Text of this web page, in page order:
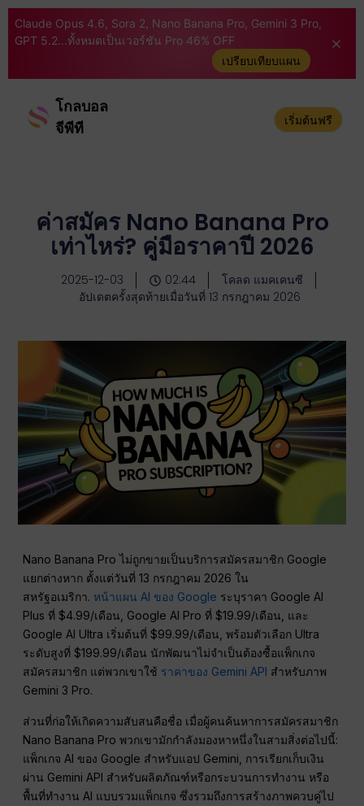
Claude Opus 4.6, Sora 2, Nano Banana Pro, Gemini 3 Pro,
GPT 5.2...ทั้งหมดเป็นเวอร์ชัน Pro 46% OFF
เปรียบเทียบแผน
โกลบอล
จีพีที
เริ่มต้นฟรี
ค่าสมัคร Nano Banana Pro
เท่าไหร่? คู่มือราคาปี 2026
2025-12-03 02:44
โคลด แมคเคนซี
อัปเดตครั้งสุดท้ายเมื่อวันที่ 13 กรกฎาคม 2026
Nano Banana Pro ไม่ถูกขายเป็นบริการสมัครสมาชิก Google
แยกต่างหาก ตั้งแต่วันที่ 13 กรกฎาคม 2026 ใน
สหรัฐอเมริกา. หน้าแผน AI ของ Google ระบุราคา Google AI
Plus ที่ $4.99/เดือน, Google AI Pro ที่ $19.99/เดือน, และ
Google AI Ultra เริ่มต้นที่ $99.99/เดือน, พร้อมตัวเลือก Ultra
ระดับสูงที่ $199.99/เดือน นักพัฒนาไม่จำเป็นต้องซื้อแพ็กเกจ
สมัครสมาชิก แต่พวกเขาใช้ ราคาของ Gemini API สำหรับภาพ
Gemini 3 Pro.
ส่วนที่ก่อให้เกิดความสับสนคือชื่อ เมื่อผู้คนค้นหาการสมัครสมาชิก
Nano Banana Pro พวกเขามักกำลังมองหาหนึ่งในสามสิ่งต่อไปนี้:
แพ็กเกจ AI ของ Google สำหรับแอป Gemini, การเรียกเก็บเงิน
ผ่าน Gemini API สำหรับผลิตภัณฑ์หรือกระบวนการทำงาน หรือ
พื้นที่ทำงาน AI แบบรวมแพ็กเกจ ซึ่งรวมถึงการสร้างภาพควบคู่ไป